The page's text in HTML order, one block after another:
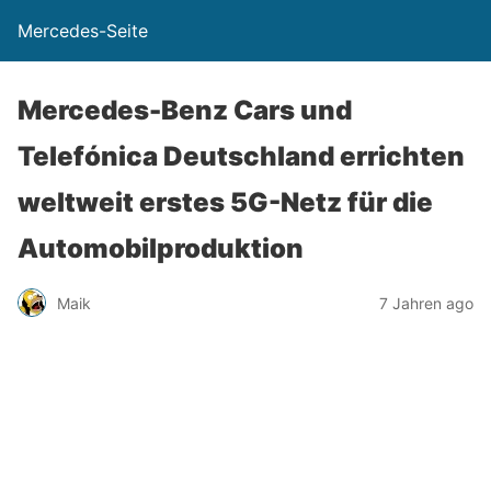
Mercedes-Seite
Mercedes-Benz Cars und
Telefónica Deutschland errichten
weltweit erstes 5G-Netz für die
Automobilproduktion
Maik 7 Jahren ago